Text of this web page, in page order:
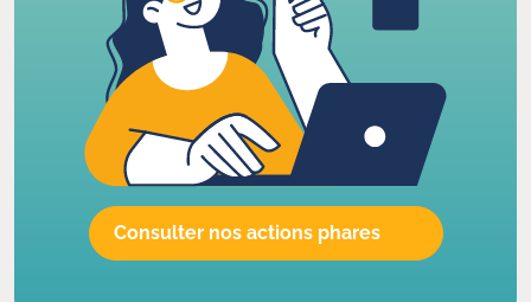
Consulter nos actions phares